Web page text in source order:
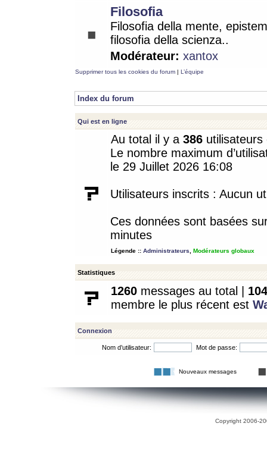
Filosofia
Filosofia della mente,
filosofia della scienza..
Modérateur: xantox
Supprimer tous les cookies du forum | L’équipe
Index du forum
Qui est en ligne
Au total il y a 386
Le nombre maximum
le 29 Juillet 2026 16:08
Utilisateurs inscrits : Aucun
Ces données sont basées
minutes
Légende :: Administrateurs Modérateurs globaux
Statistiques
1260 messages au total | 104
membre le plus récent est
Connexion
Nom d’utilisateur: Mot de passe:
Nouveaux messages
Copyright 2006-